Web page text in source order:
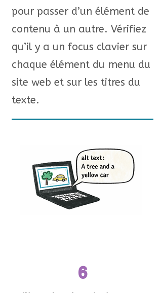
pour passer d’un élément de
contenu à un autre. Vérifiez
qu’il y a un focus clavier sur
chaque élément du menu du
site web et sur les titres du
texte.
6